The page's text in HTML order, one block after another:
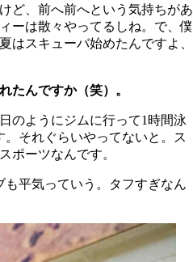
、前へ前へという気持ちがあ
ーは散々やってるしね。で、僕
はスキューバ始めたんですよ、
んですか（笑）。
ようにジムに行って1時間泳
それぐらいやってないと。ス
ポーツなんです。
平気っていう。タフすぎなん